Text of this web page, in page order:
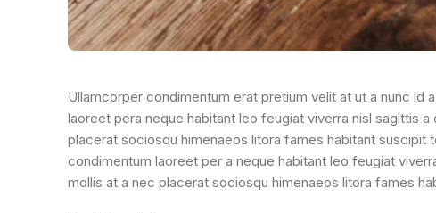
Ullamcorper condimentum erat pretium velit at ut a nunc id
laoreet pera neque habitant leo feugiat viverra nisl sagittis
placerat sociosqu himenaeos litora fames habitant suscipit
condimentum laoreet per a neque habitant leo feugiat
mollis at a nec placerat sociosqu himenaeos litora fames